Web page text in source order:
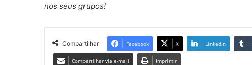
nos seus grupos!
Compartilhar Facebook X Linkedin
Compartilhar via e-mail Imprimir